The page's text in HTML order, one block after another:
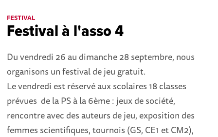
FESTIVAL
Festival à l'asso 4
Du vendredi 26 au dimanche 28 septembre, nous
organisons un festival de jeu gratuit.
Le vendredi est réservé aux scolaires 18 classes
prévues de la PS à la 6ème : jeux de société,
rencontre avec des auteurs de jeu, exposition des
femmes scientifiques, tournois (GS, CE1 et CM2),